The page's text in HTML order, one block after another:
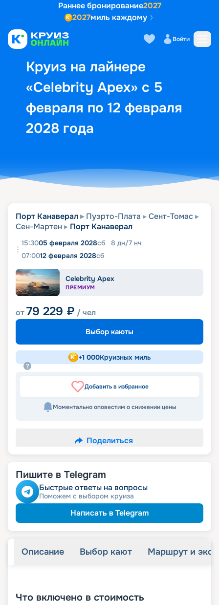
Раннее бронирование2027
2027миль каждому
Войти
Круиз на лайнере
«Celebrity Apex» с 5
февраля по 12 февраля
2028 года
Выбор кают Маршрут и
Порт Канаверал Пуэрто-Плата
Сент-Томас
Сен-Мартен
Порт Канаверал
15:3005 февраля 2028сб 8 дн/7 нч
07:0012 февраля 2028сб
Celebrity Apex
ПРЕМИУМ
от79 229 ₽ / чел
Выбор каюты
+1 000Круизных миль
Добавить в избранное
Моментально оповестим о снижении цены
Поделиться
Пишите в Telegram
Быстрые ответы на вопросы
Поможем с выбором круиза
Написать в Telegram
Описание Выбор кают Маршрут и
Что включено в стоимость